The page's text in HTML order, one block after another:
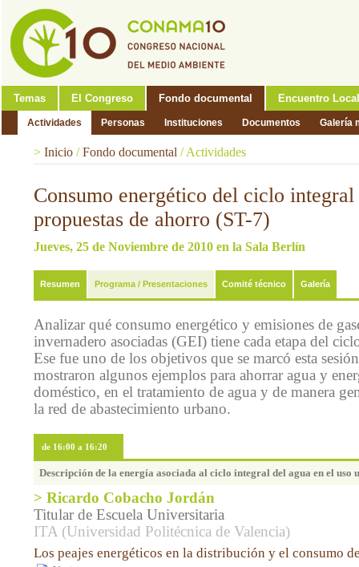
Temas El Congreso Fondo documental Encuentro Local
Actividades Personas Instituciones Documentos Galería
> Inicio /Fondo documental / Actividades
Consumo energético del ciclo
propuestas de ahorro (ST-7)
Jueves, 25 de Noviembre de 2010 en la Sala Berlín
Resumen Programa / Presentaciones Comité técnico Galería
Analizar qué consumo energético y emisiones de
invernadero asociadas (GEI) tiene cada etapa del
Ese fue uno de los objetivos que se marcó esta
mostraron algunos ejemplos para ahorrar agua y
doméstico, en el tratamiento de agua y de manera
la red de abastecimiento urbano.
de 16:00 a 16:20
Descripción de la energía asociada al ciclo integral del agua en el uso
> Ricardo Cobacho Jordán
Titular de Escuela Universitaria
ITA (Universidad Politécnica de Valencia)
Los peajes energéticos en la distribución y el consumo